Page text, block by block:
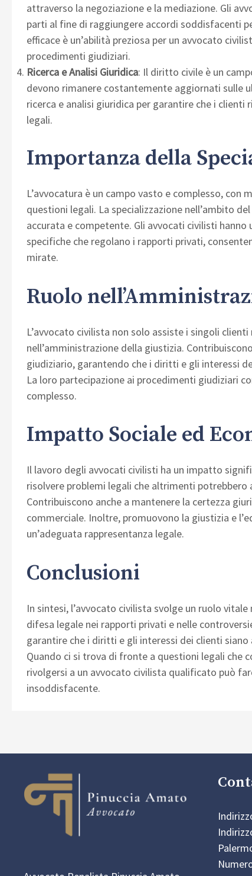
attraverso la negoziazione e la mediazione. Gli
parti al fine di raggiungere accordi soddisfacenti
efficace è un’abilità preziosa per un avvocato
procedimenti giudiziari.
Ricerca e Analisi Giuridica: Il diritto civile è un
devono rimanere costantemente aggiornati sulle
ricerca e analisi giuridica per garantire che i
legali.
Importanza della
L’avvocatura è un campo vasto e complesso,
questioni legali. La specializzazione nell’ambito
accurata e competente. Gli avvocati civilisti
specifiche che regolano i rapporti privati,
mirate.
Ruolo
L’avvocato civilista non solo assiste i singoli
nell’amministrazione della giustizia.
giudiziario, garantendo che i diritti e gli interessi
La loro partecipazione ai procedimenti giudiziari
complesso.
Impatto Sociale ed
Il lavoro degli avvocati civilisti ha un impatto
risolvere problemi legali che altrimenti potrebbero
Contribuiscono anche a mantenere la certezza
commerciale. Inoltre, promuovono la giustizia e
un’adeguata rappresentanza legale.
Conclusioni
In sintesi, l’avvocato civilista svolge un ruolo
difesa legale nei rapporti privati e nelle
garantire che i diritti e gli interessi dei clienti
Quando ci si trova di fronte a questioni legali
rivolgersi a un avvocato civilista qualificato può
insoddisfacente.